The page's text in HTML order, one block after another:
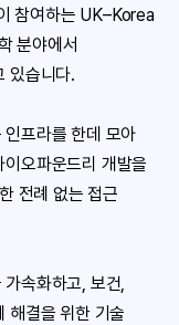
참여하는 UK–Korea
분야에서
있습니다.
프라를 한데 모아
오파운드리 개발을
전례 없는 접근
속화하고, 보건,
해결을 위한 기술